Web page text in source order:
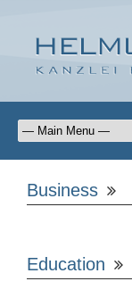
Business
Education